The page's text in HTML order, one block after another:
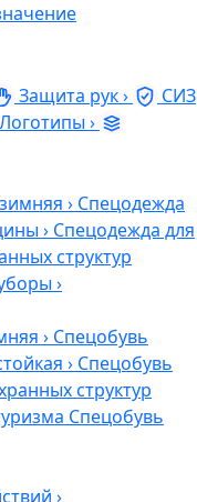
Защита рук›
СИЗ
Логотипы ›
› Спецодежда
› Спецодежда для
структур
›
› Спецобувь
› Спецобувь
структур
Спецобувь
›